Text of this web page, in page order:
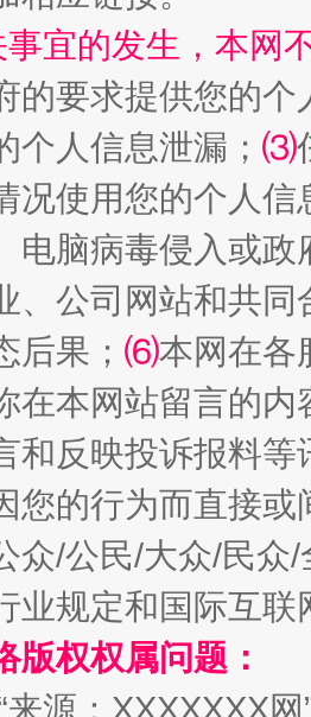
了！等你上场
茂县开幕 规模
事宜的发生，本网
的要求提供您的个
个人信息泄漏； ⑶
况使用您的个人
电脑病毒侵入或
、公司网站和共
后果； ⑹本网在各
在本网站留言的内
和反映投诉报料
您的行为而直接
众/公民/大众/民
业规定和国际互
版权权属问题：
来源：XXXXXXX